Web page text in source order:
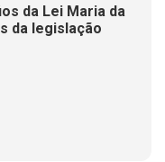
da Lei Maria da
da legislação